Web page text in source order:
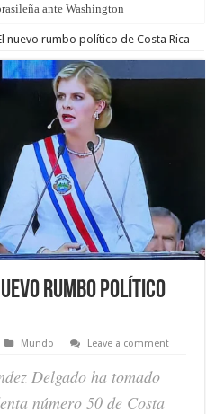
ante Washington
nuevo rumbo político de Costa Rica
rumbo político
Mundo Leave a comment
Delgado ha tomado
número 50 de Costa